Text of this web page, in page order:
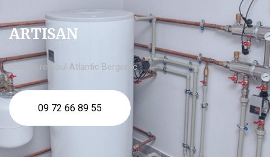
ARTISAN
chaudière fioul Atlantic Bergerac
09 72 66 89 55